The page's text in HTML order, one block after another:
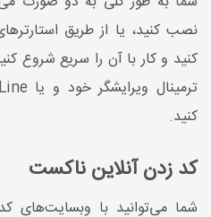
کنید و کار با آن را سریع شروع
کنید.
کد زدن آنلاین ناکست